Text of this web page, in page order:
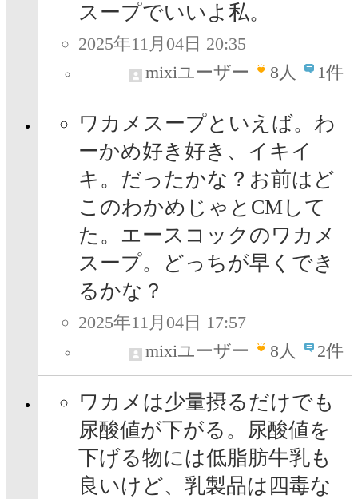
スープでいいよ私。
2025年11月04日 20:35
mixiユーザー
8人 1件
ワカメスープといえば。わ
ーかめ好き好き、イキイ
キ。だったかな？お前はど
このわかめじゃとCMして
た。エースコックのワカメ
スープ。どっちが早くでき
るかな？
2025年11月04日 17:57
mixiユーザー
8人 2件
ワカメは少量摂るだけでも
尿酸値が下がる。尿酸値を
下げる物には低脂肪牛乳も
良いけど、乳製品は四毒な